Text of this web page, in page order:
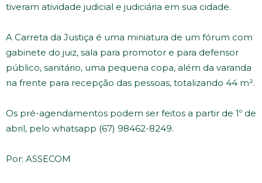
tiveram atividade judicial e judiciária em sua cidade.
A Carreta da Justiça é uma miniatura de um fórum com
gabinete do juiz, sala para promotor e para defensor
público, sanitário, uma pequena copa, além da varanda
na frente para recepção das pessoas, totalizando 44 m².
Os pré-agendamentos podem ser feitos a partir de 1º de
abril, pelo whatsapp (67) 98462-8249.
Por: ASSECOM